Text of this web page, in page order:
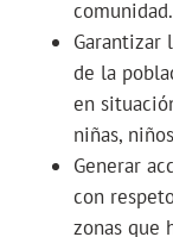
comunidad.
Garantizar
de la
en
niñas,
Generar
con
zonas que